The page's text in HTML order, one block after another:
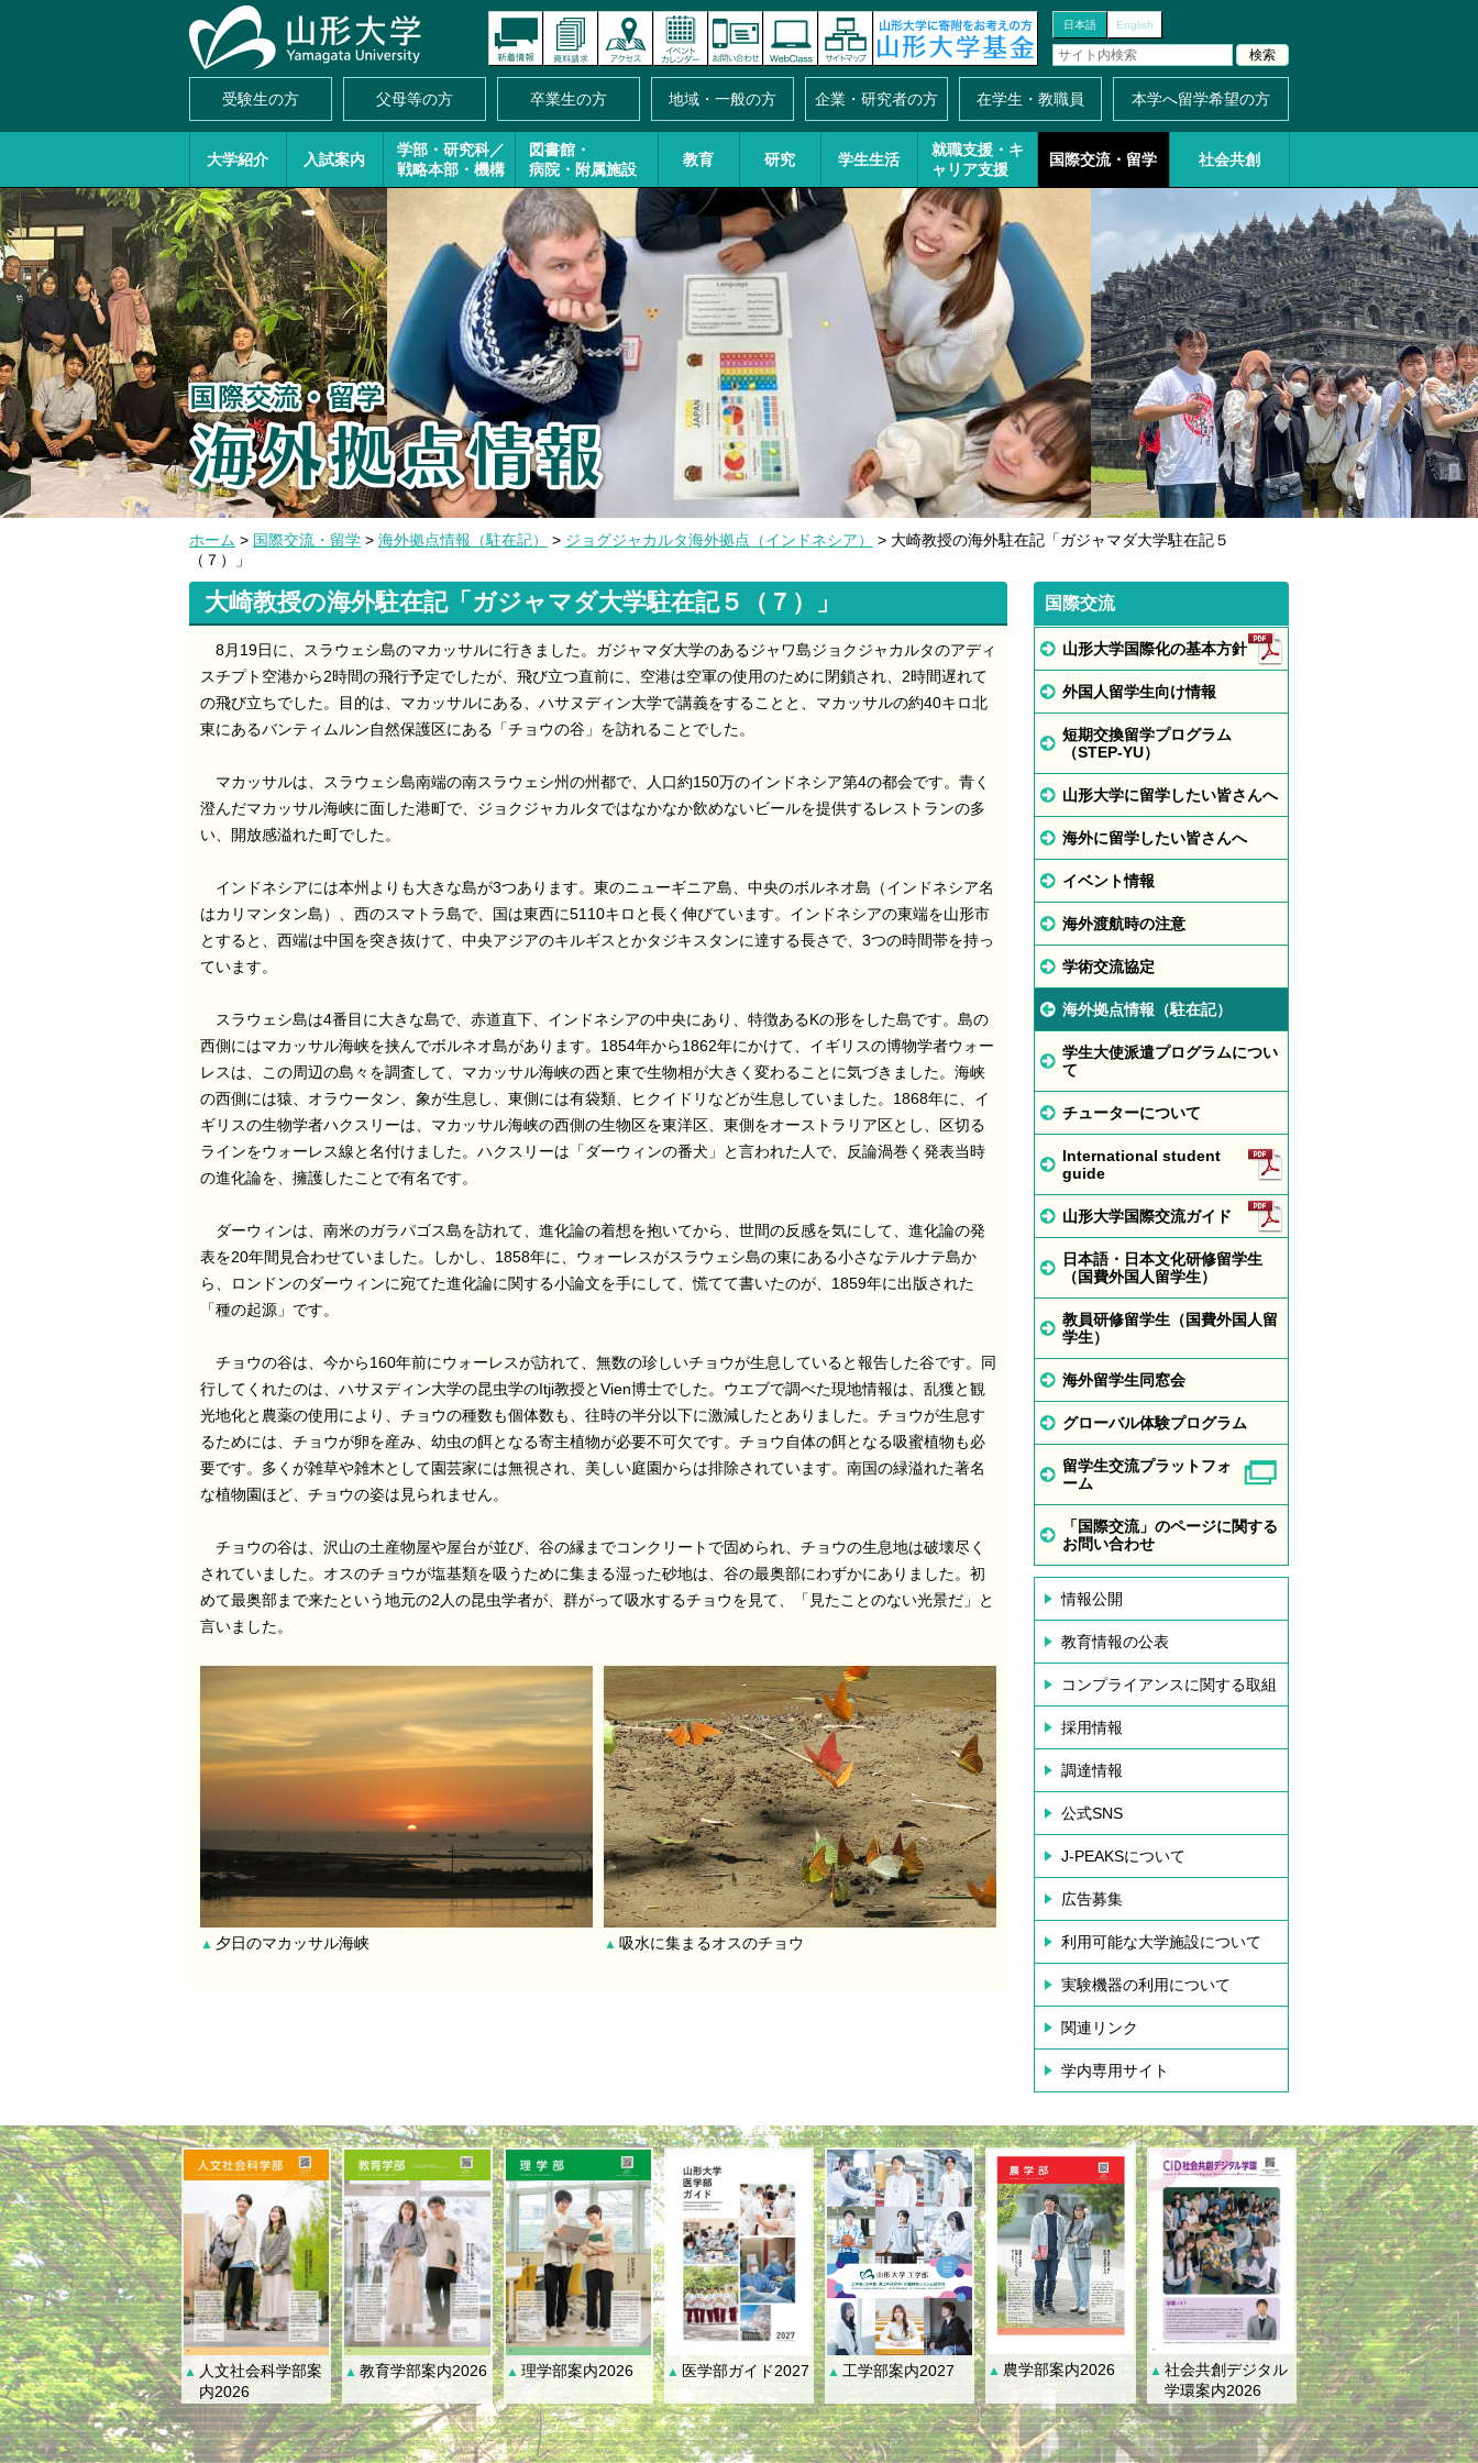
日本語 English
受験生の方 父母等の方 卒業生の方 地域・一般の方 企業・研究者の方 在学生・教職員 本学へ留学希望の方
大学紹介 入試案内
学部・研究科／
戦略本部・機構
図書館・
病院・附属施設
教育 研究 学生生活
就職支援・ キ
ャリア支援
国際交流・留学 社会共創
ホーム > 国際交流・留学 > 海外拠点情報（駐在記） > ジョグジャカルタ海外拠点（インドネシア）
> 大崎教授の海外駐在記「ガジャマダ大学駐在記５
（７）」
大崎教授の海外駐在記「ガジャマダ大学駐在記５（７）」
8月19日に、スラウェシ島のマカッサルに行きました。ガジャマダ大学のあるジャワ島ジョクジャカルタのアディ
スチプト空港から2時間の飛行予定でしたが、飛び立つ直前に、空港は空軍の使用のために閉鎖され、2時間遅れて
の飛び立ちでした。目的は、マカッサルにある、ハサヌディン大学で講義をすることと、マカッサルの約40キロ北
東にあるバンティムルン自然保護区にある「チョウの谷」を訪れることでした。
マカッサルは、スラウェシ島南端の南スラウェシ州の州都で、人口約150万のインドネシア第4の都会です。青く
澄んだマカッサル海峡に面した港町で、ジョクジャカルタではなかなか飲めないビールを提供するレストランの多
い、開放感溢れた町でした。
インドネシアには本州よりも大きな島が3つあります。東のニューギニア島、中央のボルネオ島（インドネシア名
はカリマンタン島）、西のスマトラ島で、国は東西に5110キロと長く伸びています。インドネシアの東端を山形市
とすると、西端は中国を突き抜けて、中央アジアのキルギスとかタジキスタンに達する長さで、3つの時間帯を持っ
ています。
スラウェシ島は4番目に大きな島で、赤道直下、インドネシアの中央にあり、特徴あるKの形をした島です。島の
西側にはマカッサル海峡を挟んでボルネオ島があります。1854年から1862年にかけて、イギリスの博物学者ウォー
レスは、この周辺の島々を調査して、マカッサル海峡の西と東で生物相が大きく変わることに気づきました。海峡
の西側には猿、オラウータン、象が生息し、東側には有袋類、ヒクイドリなどが生息していました。1868年に、イ
ギリスの生物学者ハクスリーは、マカッサル海峡の西側の生物区を東洋区、東側をオーストラリア区とし、区切る
ラインをウォーレス線と名付けました。ハクスリーは「ダーウィンの番犬」と言われた人で、反論渦巻く発表当時
の進化論を、擁護したことで有名です。
ダーウィンは、南米のガラパゴス島を訪れて、進化論の着想を抱いてから、世間の反感を気にして、進化論の発
表を20年間見合わせていました。しかし、1858年に、ウォーレスがスラウェシ島の東にある小さなテルナテ島か
ら、ロンドンのダーウィンに宛てた進化論に関する小論文を手にして、慌てて書いたのが、1859年に出版された
「種の起源」です。
チョウの谷は、今から160年前にウォーレスが訪れて、無数の珍しいチョウが生息していると報告した谷です。同
行してくれたのは、ハサヌディン大学の昆虫学のItji教授とVien博士でした。ウエブで調べた現地情報は、乱獲と観
光地化と農薬の使用により、チョウの種数も個体数も、往時の半分以下に激減したとありました。チョウが生息す
るためには、チョウが卵を産み、幼虫の餌となる寄主植物が必要不可欠です。チョウ自体の餌となる吸蜜植物も必
要です。多くが雑草や雑木として園芸家には無視され、美しい庭園からは排除されています。南国の緑溢れた著名
な植物園ほど、チョウの姿は見られません。
チョウの谷は、沢山の土産物屋や屋台が並び、谷の縁までコンクリートで固められ、チョウの生息地は破壊尽く
されていました。オスのチョウが塩基類を吸うために集まる湿った砂地は、谷の最奥部にわずかにありました。初
めて最奥部まで来たという地元の2人の昆虫学者が、群がって吸水するチョウを見て、「見たことのない光景だ」と
言いました。
▲ 夕日のマカッサル海峡 ▲ 吸水に集まるオスのチョウ
国際交流
山形大学国際化の基本方針
外国人留学生向け情報
短期交換留学プログラム
（STEP-YU）
山形大学に留学したい皆さんへ
海外に留学したい皆さんへ
イベント情報
海外渡航時の注意
学術交流協定
海外拠点情報（駐在記）
学生大使派遣プログラムについ
て
チューターについて
International student
guide
山形大学国際交流ガイド
日本語・日本文化研修留学生
（国費外国人留学生）
教員研修留学生（国費外国人留
学生）
海外留学生同窓会
グローバル体験プログラム
留学生交流プラットフォ
ーム
「国際交流」のページに関する
お問い合わせ
情報公開
教育情報の公表
コンプライアンスに関する取組
採用情報
調達情報
公式SNS
J-PEAKSについて
広告募集
利用可能な大学施設について
実験機器の利用について
関連リンク
学内専用サイト
▲ 人文社会科学部案
内2026
▲ 教育学部案内2026 ▲ 理学部案内2026 ▲ 医学部ガイド2027 ▲ 工学部案内2027 ▲ 農学部案内2026 ▲ 社会共創デジタル
学環案内2026